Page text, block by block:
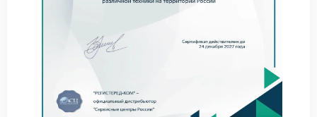
Мы уже не первый год занимаемся ремонтом и за
это время выработали чёткие стандарты
Вот почему клиенты выбирают именно нас:
узкая специализация на бренде Miele — мы